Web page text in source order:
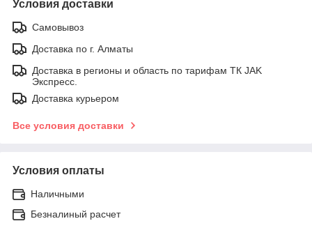
Условия доставки
Самовывоз
Доставка по г. Алматы
Доставка в регионы и область по тарифам ТК JAK
Экспресс.
Доставка курьером
Все условия доставки
Условия оплаты
Наличными
Безналиный расчет